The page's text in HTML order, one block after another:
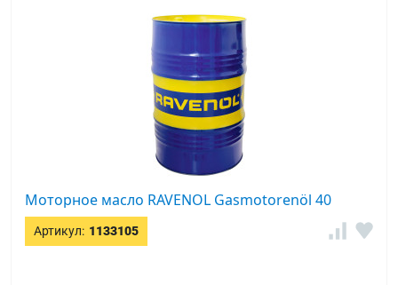
Моторное масло RAVENOL Gasmotorenöl 40
Артикул: 1133105